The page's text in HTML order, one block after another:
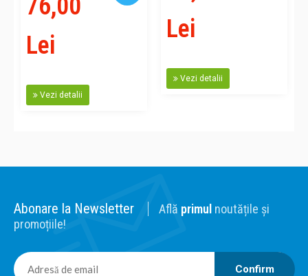
76,00
Lei
Vezi detalii
Lei
Vezi detalii
Abonare la Newsletter Află primul noutățile și
promoțiile!
Confirm